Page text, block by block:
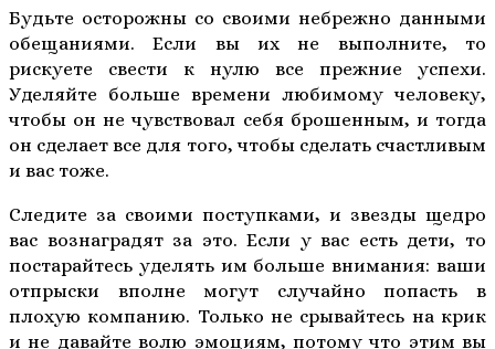
Будьте осторожны со своими небрежно данными
обещаниями. Если вы их не выполните, то
рискуете свести к нулю все прежние успехи.
Уделяйте больше времени любимому человеку,
чтобы он не чувствовал себя брошенным, и тогда
он сделает все для того, чтобы сделать счастливым
и вас тоже.
Следите за своими поступками, и звезды щедро
вас вознаградят за это. Если у вас есть дети, то
постарайтесь уделять им больше внимания: ваши
отпрыски вполне могут случайно попасть в
плохую компанию. Только не срывайтесь на крик
и не давайте волю эмоциям, потому что этим вы